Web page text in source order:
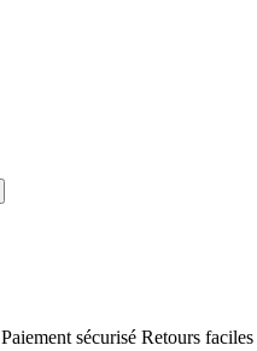
Paiement sécurisé Retours faciles